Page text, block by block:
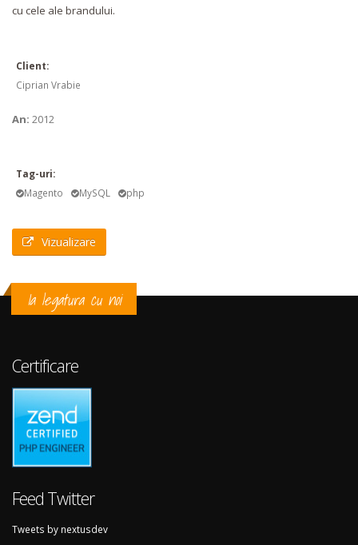
cu cele ale brandului.
Client:
Ciprian Vrabie
An: 2012
Tag-uri:
Magento
MySQL php
Vizualizare
Ia legatura cu noi
Certificare
Feed Twitter
Tweets by nextusdev